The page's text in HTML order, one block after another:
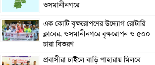
ওসমানীনগরে
এক কোটি বৃক্ষরোপণের উদ্যোগ রোটারি
ক্লাবের, ওসমানীনগরে বৃক্ষরোপন ও ৫০০
চারা বিতরণ
প্রবাসীরা চাইলে বাড়ি পাহারায় মিলবে